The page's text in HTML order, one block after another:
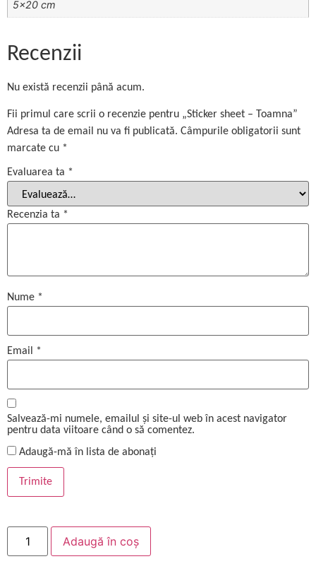
5×20 cm
Recenzii
Nu există recenzii până acum.
Fii primul care scrii o recenzie pentru „Sticker sheet – Toamna”
Adresa ta de email nu va fi publicată. Câmpurile obligatorii sunt
marcate cu *
Evaluarea ta *
Recenzia ta *
Nume *
Email *
Salvează-mi numele, emailul și site-ul web în acest navigator
pentru data viitoare când o să comentez.
Adaugă-mă în lista de abonați
Adaugă în coș